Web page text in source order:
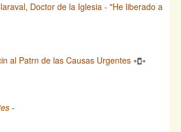
Doctor de la Iglesia - "He liberado a
al Patrn de las Causas Urgentes
-